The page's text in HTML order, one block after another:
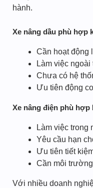
hành.
Xe nâng dầu phù hợp
Cần hoạt động
Làm việc ngoài
Chưa có hệ
Ưu tiên động
Xe nâng điện phù hợp
Làm việc trong
Yêu cầu hạn
Ưu tiên tiết
Cần môi
Với nhiều doanh